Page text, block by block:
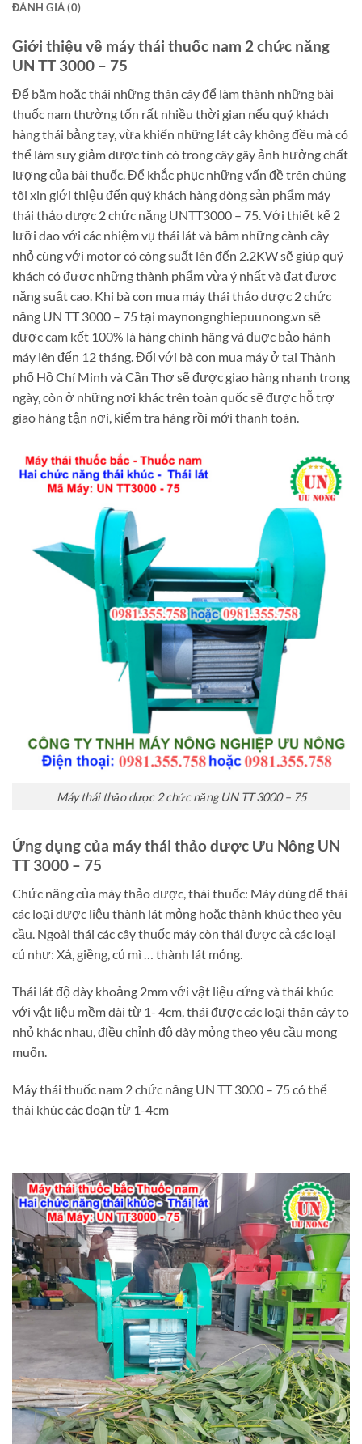
ĐÁNH GIÁ (0)
Giới thiệu về máy thái thuốc nam 2 chức năng
UN TT 3000 – 75
Để băm hoặc thái những thân cây để làm thành những bài
thuốc nam thường tốn rất nhiều thời gian nếu quý khách
hàng thái bằng tay, vừa khiến những lát cây không đều mà có
thể làm suy giảm dược tính có trong cây gây ảnh hưởng chất
lượng của bài thuốc. Để khắc phục những vấn đề trên chúng
tôi xin giới thiệu đến quý khách hàng dòng sản phẩm máy
thái thảo dược 2 chức năng UNTT3000 – 75. Với thiết kế 2
lưỡi dao với các nhiệm vụ thái lát và băm những cành cây
nhỏ cùng với motor có công suất lên đến 2.2KW sẽ giúp quý
khách có được những thành phẩm vừa ý nhất và đạt được
năng suất cao. Khi bà con mua máy thái thảo dược 2 chức
năng UN TT 3000 – 75 tại maynongnghiepuunong.vn sẽ
được cam kết 100% là hàng chính hãng và đuợc bảo hành
máy lên đến 12 tháng. Đối với bà con mua máy ở tại Thành
phố Hồ Chí Minh và Cần Thơ sẽ được giao hàng nhanh trong
ngày, còn ở những nơi khác trên toàn quốc sẽ được hỗ trợ
giao hàng tận nơi, kiểm tra hàng rồi mới thanh toán.
Máy thái thảo dược 2 chức năng UN TT 3000 – 75
Ứng dụng của máy thái thảo dược Ưu Nông UN
TT 3000 – 75
Chức năng của máy thảo dược, thái thuốc: Máy dùng để thái
các loại dược liệu thành lát mỏng hoặc thành khúc theo yêu
cầu. Ngoài thái các cây thuốc máy còn thái được cả các loại
củ như: Xả, giềng, củ mì … thành lát mỏng.
Thái lát độ dày khoảng 2mm với vật liệu cứng và thái khúc
với vật liệu mềm dài từ 1- 4cm, thái được các loại thân cây to
nhỏ khác nhau, điều chỉnh độ dày mỏng theo yêu cầu mong
muốn.
Máy thái thuốc nam 2 chức năng UN TT 3000 – 75 có thể
thái khúc các đoạn từ 1-4cm